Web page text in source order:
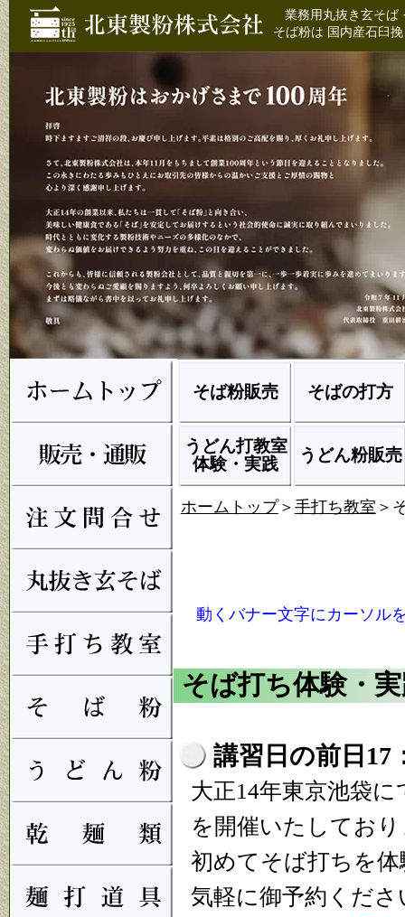
業務用丸抜き玄そ
そば粉は 国内産石臼
そば粉販売 そばの打方
うどん打教室
体験・実践
うどん粉販売
ホームトップ＞ 手打ち教室 ＞
動くバナー文字にカーソル
そば打ち体験・
講習日の前日17
大正14年東京池袋
を開催いたしてお
初めてそば打ちを
気軽に御予約くださ